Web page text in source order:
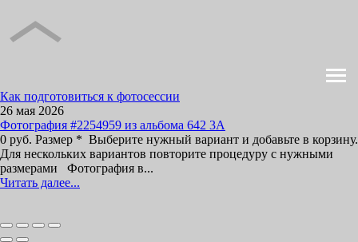
Как подготовиться к фотосессии
26 мая 2026
Фотография #2254959 из альбома 642 3А
0 руб. Размер * Выберите нужный вариант и добавьте в корзину.
Для нескольких вариантов повторите процедуру с нужными
размерами Фотография в...
Читать далее...